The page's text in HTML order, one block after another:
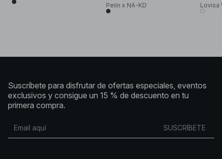
Pelin x NA-KD
Lovisa
Suscríbete para disfrutar de ofertas especiales, eventos
exclusivos y consigue un 15 % de descuento en tu
primera compra.
SUSCRÍBETE